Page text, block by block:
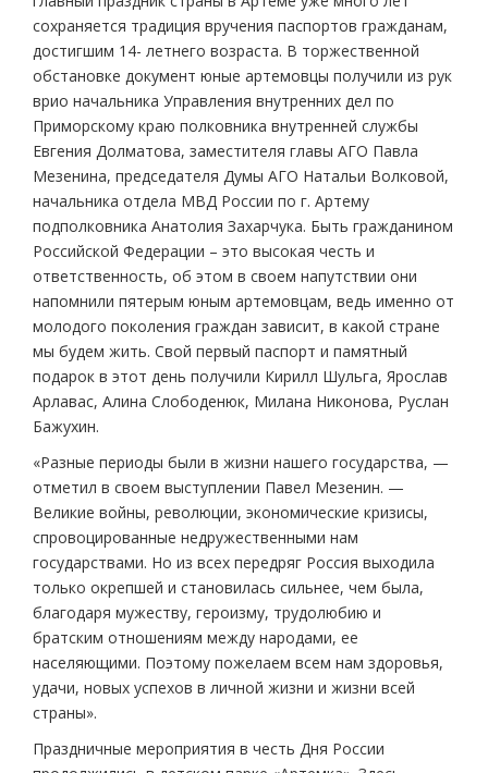
сохраняется традиция вручения паспортов гражданам,
достигшим 14- летнего возраста. В торжественной
обстановке документ юные артемовцы получили из рук
врио начальника Управления внутренних дел по
Приморскому краю полковника внутренней службы
Евгения Долматова, заместителя главы АГО Павла
Мезенина, председателя Думы АГО Натальи Волковой,
начальника отдела МВД России по г. Артему
подполковника Анатолия Захарчука. Быть гражданином
Российской Федерации – это высокая честь и
ответственность, об этом в своем напутствии они
напомнили пятерым юным артемовцам, ведь именно от
молодого поколения граждан зависит, в какой стране
мы будем жить. Свой первый паспорт и памятный
подарок в этот день получили Кирилл Шульга, Ярослав
Арлавас, Алина Слободенюк, Милана Никонова, Руслан
Бажухин.
«Разные периоды были в жизни нашего государства, —
отметил в своем выступлении Павел Мезенин. —
Великие войны, революции, экономические кризисы,
спровоцированные недружественными нам
государствами. Но из всех передряг Россия выходила
только окрепшей и становилась сильнее, чем была,
благодаря мужеству, героизму, трудолюбию и
братским отношениям между народами, ее
населяющими. Поэтому пожелаем всем нам здоровья,
удачи, новых успехов в личной жизни и жизни всей
страны».
Праздничные мероприятия в честь Дня России